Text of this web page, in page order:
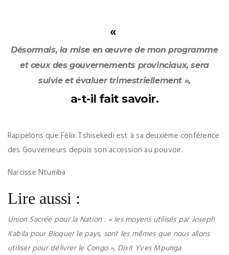
«
Désormais, la mise en œuvre de mon programme
et ceux des gouvernements provinciaux, sera
suivie et évaluer trimestriellement »,
a-t-il fait savoir.
Rappelons que Félix Tshisekedi est à sa deuxième conférence
des Gouverneurs depuis son accession au pouvoir.
Narcisse Ntumba
Lire aussi :
Union Sacrée pour la Nation : « les moyens utilisés par Joseph
Kabila pour Bloquer le pays, sont les mêmes que nous allons
utiliser pour délivrer le Congo », Dixit Yves Mpunga